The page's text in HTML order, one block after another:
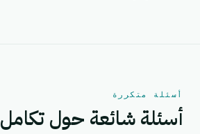
أسئلة متكررة
أسئلة شائعة حول تكامل YouCan.